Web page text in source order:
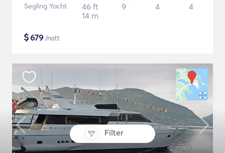
Filter
Segling Yacht
46 ft
14 m
9 4 4
$679 /natt